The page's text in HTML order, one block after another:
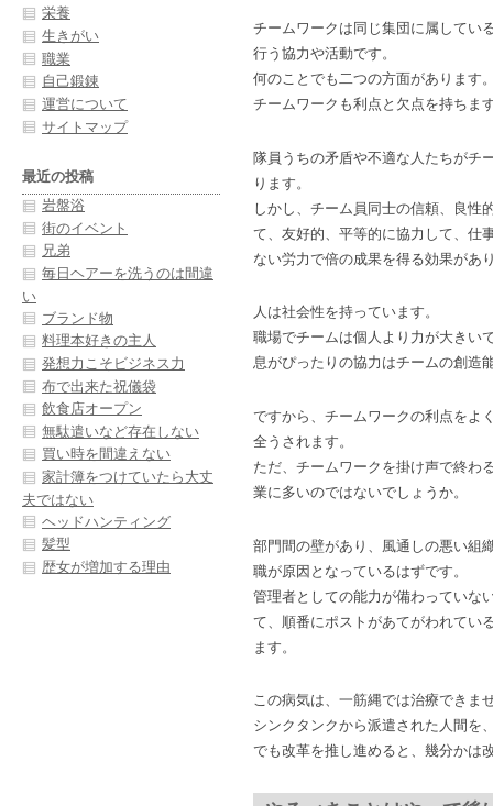
チームワークは同じ集団に属してい
行う協力や活動です。
何のことでも二つの方面があります
チームワークも利点と欠点を持ちま
隊員うちの矛盾や不適な人たちがチ
ります。
しかし、チーム員同士の信頼、良性
て、友好的、平等的に協力して、仕
ない労力で倍の成果を得る効果があ
人は社会性を持っています。
職場でチームは個人より力が大きい
息がぴったりの協力はチームの創造
ですから、チームワークの利点をよ
全うされます。
ただ、チームワークを掛け声で終わ
業に多いのではないでしょうか。
部門間の壁があり、風通しの悪い組
職が原因となっているはずです。
管理者としての能力が備わっていな
て、順番にポストがあてがわれてい
ます。
この病気は、一筋縄では治療できま
シンクタンクから派遣された人間を
でも改革を推し進めると、幾分かは
栄養
生きがい
職業
自己鍛錬
運営について
サイトマップ
最近の投稿
岩盤浴
街のイベント
兄弟
毎日ヘアーを洗うのは間違
い
ブランド物
料理本好きの主人
発想力こそビジネス力
布で出来た祝儀袋
飲食店オープン
無駄遣いなど存在しない
買い時を間違えない
家計簿をつけていたら大丈
夫ではない
ヘッドハンティング
髪型
歴女が増加する理由